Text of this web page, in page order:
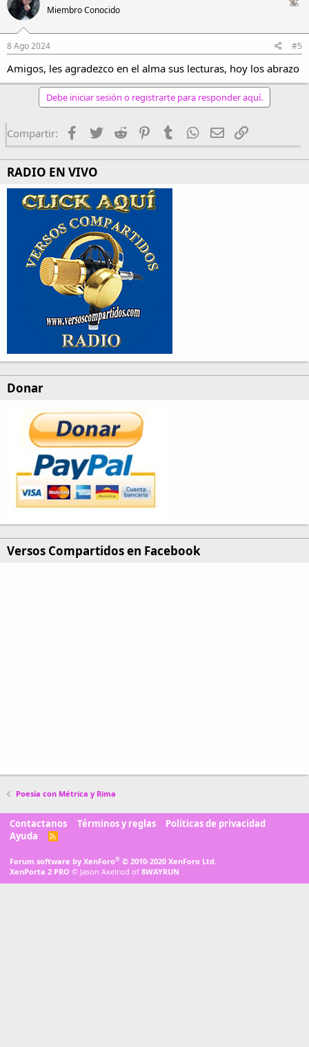
Miembro Conocido
8 Ago 2024 #5
Amigos, les agradezco en el alma sus lecturas, hoy los abrazo
Debe iniciar sesión o registrarte para responder aquí.
Compartir: Facebook
TwitterReddit PinterestTumblrWhatsApp
EmailEnlace
RADIO EN VIVO
Donar
Versos Compartidos en Facebook
Poesía con Métrica y Rima
Contactanos Términos y reglas
Politicas de privacidad
Ayuda
R
Forum software by XenForo® © 2010-2020 XenForo Ltd.
XenPorta 2 PRO © Jason Axelrod of 8WAYRUN